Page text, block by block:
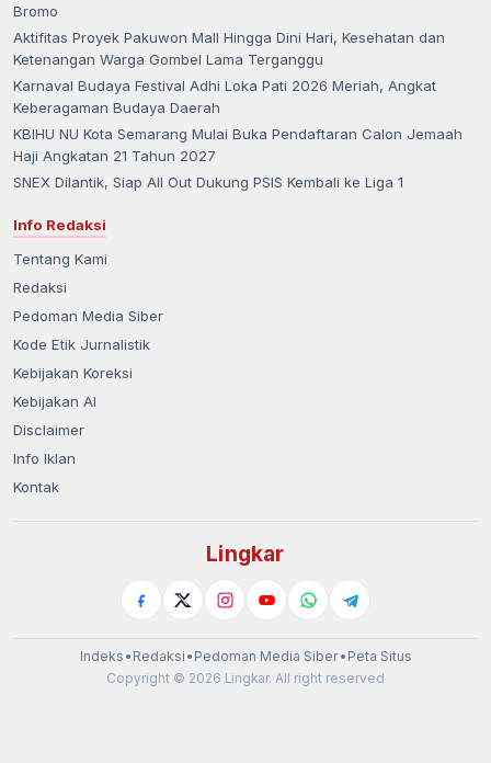
Bromo
Aktifitas Proyek Pakuwon Mall Hingga Dini Hari, Kesehatan dan
Ketenangan Warga Gombel Lama Terganggu
Karnaval Budaya Festival Adhi Loka Pati 2026 Meriah, Angkat
Keberagaman Budaya Daerah
KBIHU NU Kota Semarang Mulai Buka Pendaftaran Calon Jemaah
Haji Angkatan 21 Tahun 2027
SNEX Dilantik, Siap All Out Dukung PSIS Kembali ke Liga 1
Info Redaksi
Tentang Kami
Redaksi
Pedoman Media Siber
Kode Etik Jurnalistik
Kebijakan Koreksi
Kebijakan AI
Disclaimer
Info Iklan
Kontak
Lingkar
Indeks • Redaksi • Pedoman Media Siber• Peta Situs
Copyright © 2026 Lingkar. All right reserved